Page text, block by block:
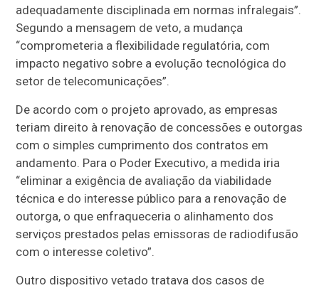
adequadamente disciplinada em normas infralegais”.
Segundo a mensagem de veto, a mudança
“comprometeria a flexibilidade regulatória, com
impacto negativo sobre a evolução tecnológica do
setor de telecomunicações”.
De acordo com o projeto aprovado, as empresas
teriam direito à renovação de concessões e outorgas
com o simples cumprimento dos contratos em
andamento. Para o Poder Executivo, a medida iria
“eliminar a exigência de avaliação da viabilidade
técnica e do interesse público para a renovação de
outorga, o que enfraqueceria o alinhamento dos
serviços prestados pelas emissoras de radiodifusão
com o interesse coletivo”.
Outro dispositivo vetado tratava dos casos de